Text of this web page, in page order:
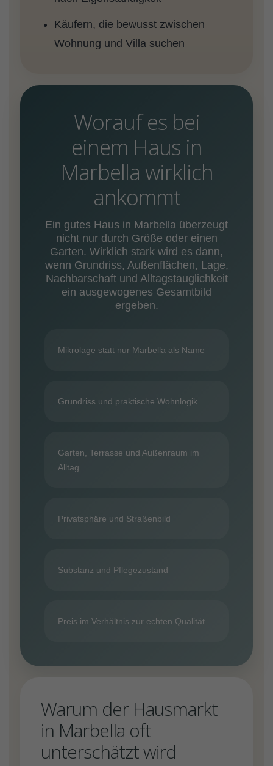
Käufern, die bewusst zwischen
Wohnung und Villa suchen
Worauf es bei
einem Haus in
Marbella wirklich
ankommt
Ein gutes Haus in Marbella überzeugt
nicht nur durch Größe oder einen
Garten. Wirklich stark wird es dann,
wenn Grundriss, Außenflächen, Lage,
Nachbarschaft und Alltagstauglichkeit
ein ausgewogenes Gesamtbild
ergeben.
Mikrolage statt nur Marbella als Name
Grundriss und praktische Wohnlogik
Garten, Terrasse und Außenraum im
Alltag
Privatsphäre und Straßenbild
Substanz und Pflegezustand
Preis im Verhältnis zur echten Qualität
Warum der Hausmarkt
in Marbella oft
unterschätzt wird